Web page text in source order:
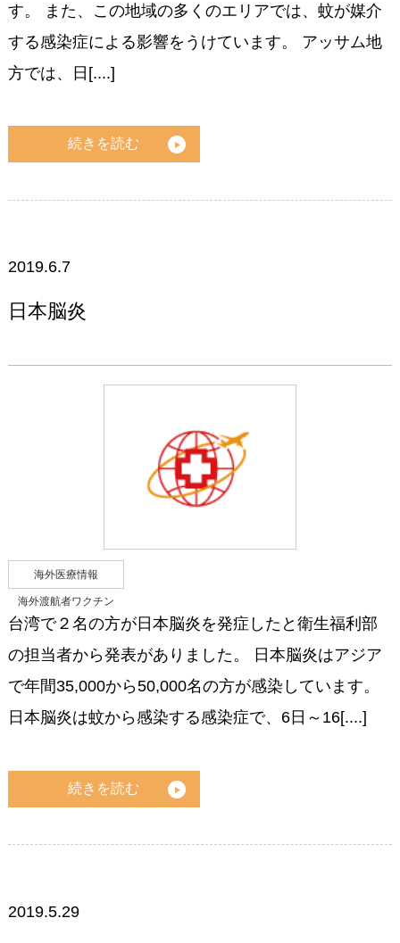
す。 また、この地域の多くのエリアでは、蚊が媒介
する感染症による影響をうけています。 アッサム地
方では、日[....]
続きを読む
2019.6.7
日本脳炎
海外医療情報
海外渡航者ワクチン
台湾で２名の方が日本脳炎を発症したと衛生福利部
の担当者から発表がありました。 日本脳炎はアジア
で年間35,000から50,000名の方が感染しています。
日本脳炎は蚊から感染する感染症で、6日～16[....]
続きを読む
2019.5.29